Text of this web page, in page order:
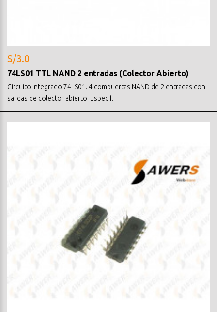
S/3.0
74LS01 TTL NAND 2 entradas (Colector Abierto)
Circuito Integrado 74LS01. 4 compuertas NAND de 2 entradas con
salidas de colector abierto. Especif..